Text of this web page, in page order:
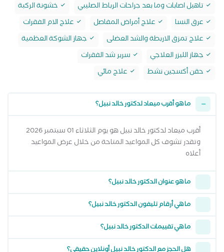
تاهيل اصابات وما بعد جراحات الرباط الصليبي
خشونة الركبة
عرق النسا
علاج أمراض المفاصل
علاج الام الفقرات
علاج تمزق الاربطة والشد العضلى
جهاز الشوكة العظمية
جهاز الليزر العلاجي
سرير شد الفقرات
حقن أكسجين نشط
علاج مائي
ما هو أقرب ميعاد لدكتور خالد نبيل؟
أقرب ميعاد لدكتور خالد نبيل هو يوم الثلاثاء 01 سبتمبر 2026
وتقدر تشوف كل المواعيد المتاحة من خلال عرض المواعيد
أعلاه
ما هو عنوان الدكتور خالد نبيل؟
ما هي أرقام تليفون الدكتور خالد نبيل؟
ما هي تقييمات الدكتور خالد نبيل؟